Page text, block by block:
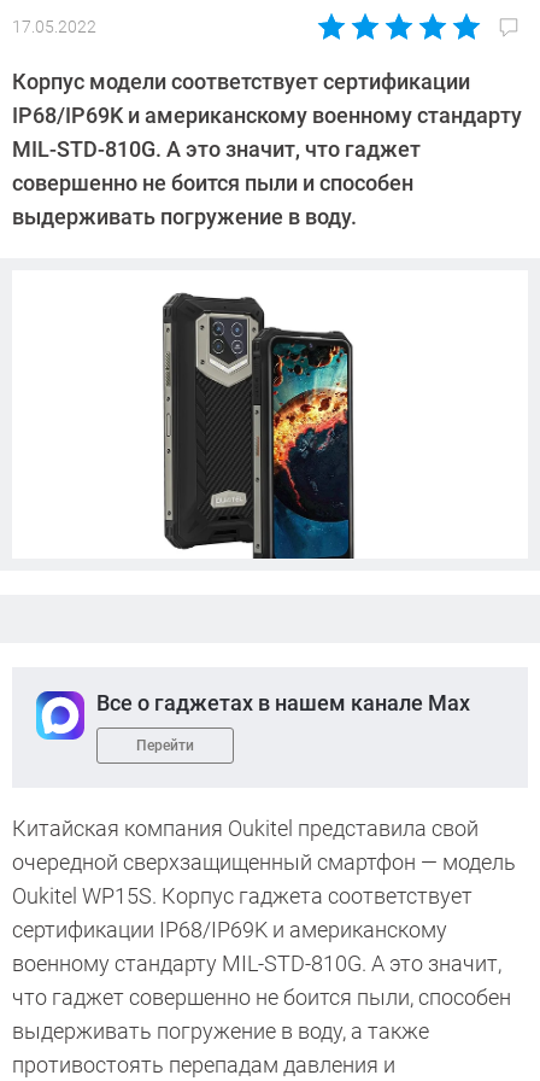
17.05.2022
Автор:
Кошик
Корпус модели соответствует сертификации
IP68/IP69K и американскому военному стандарту
MIL-STD-810G. А это значит, что гаджет
совершенно не боится пыли и способен
выдерживать погружение в воду.
Все о гаджетах в нашем канале Max
Перейти
Китайская компания Oukitel представила свой
очередной сверхзащищенный смартфон — модель
Oukitel WP15S. Корпус гаджета соответствует
сертификации IP68/IP69K и американскому
военному стандарту MIL-STD-810G. А это значит,
что гаджет совершенно не боится пыли, способен
выдерживать погружение в воду, а также
противостоять перепадам давления и